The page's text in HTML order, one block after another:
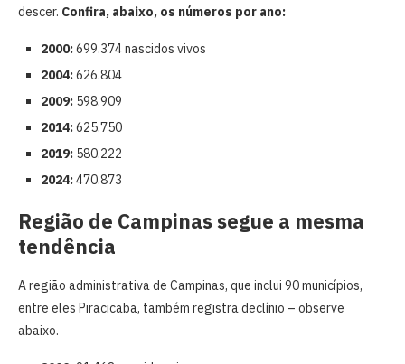
descer. Confira, abaixo, os números por ano:
2000:699.374 nascidos vivos
2004:626.804
2009: 598.909
2014:625.750
2019: 580.222
2024:470.873
Região de Campinas segue a mesma
tendência
A região administrativa de Campinas, que inclui 90 municípios,
entre eles Piracicaba, também registra declínio – observe
abaixo.